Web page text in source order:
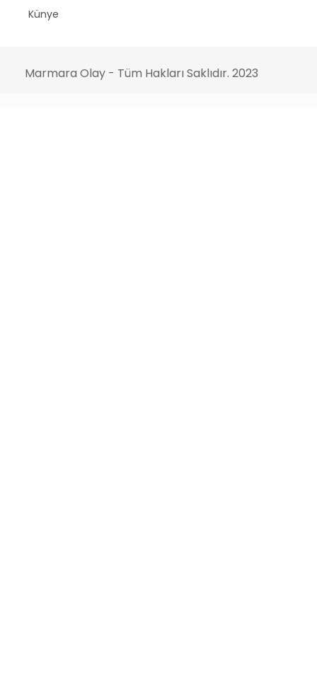
Künye
Marmara Olay - Tüm Hakları Saklıdır. 2023